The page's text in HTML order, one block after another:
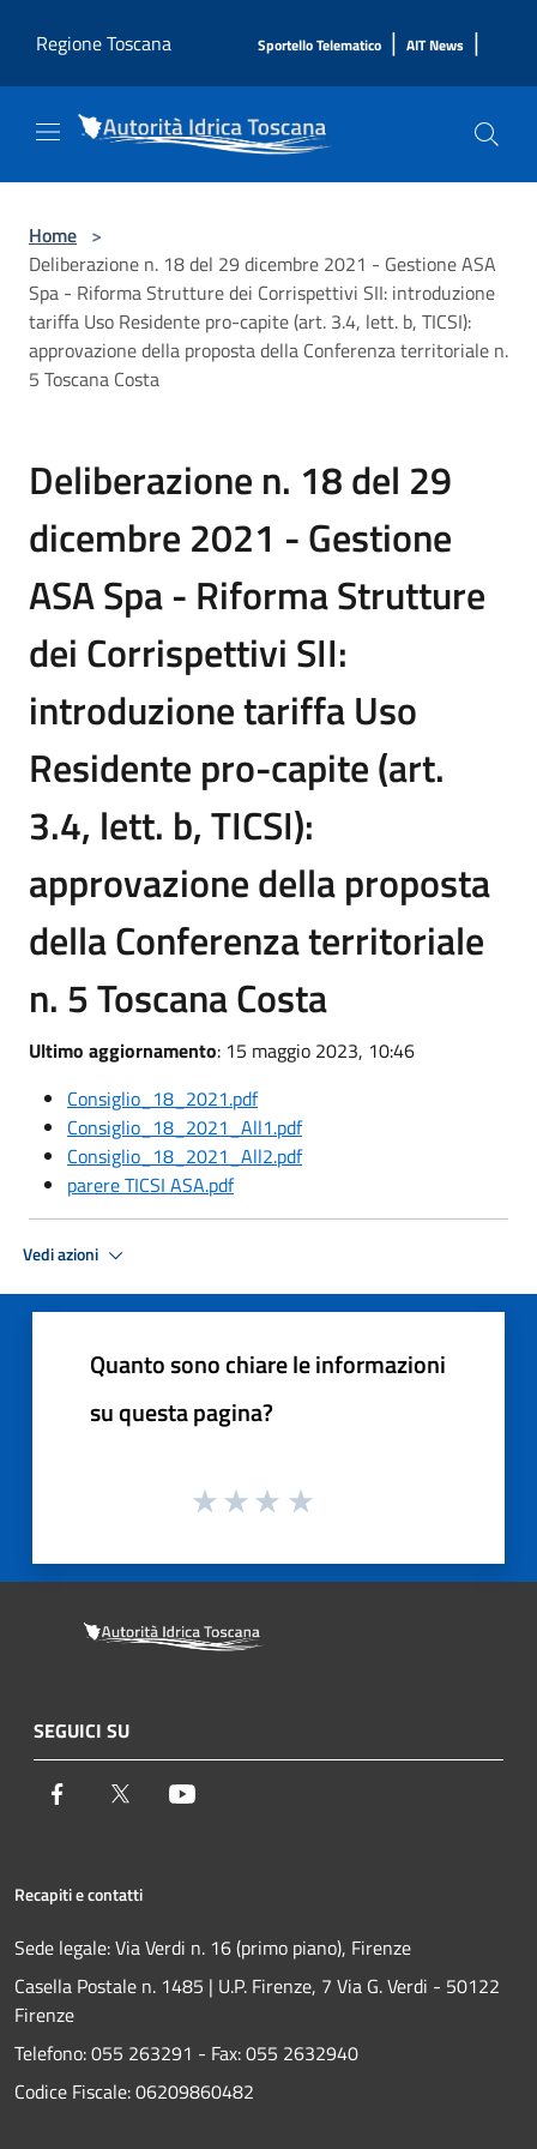
Regione Toscana
Sportello Telematico | AIT News |
Home >
Deliberazione n. 18 del 29 dicembre 2021 - Gestione ASA
Spa - Riforma Strutture dei Corrispettivi SII: introduzione
tariffa Uso Residente pro-capite (art. 3.4, lett. b, TICSI):
approvazione della proposta della Conferenza territoriale n.
5 Toscana Costa
Deliberazione n. 18 del 29
dicembre 2021 - Gestione
ASA Spa - Riforma Strutture
dei Corrispettivi SII:
introduzione tariffa Uso
Residente pro-capite (art.
3.4, lett. b, TICSI):
approvazione della proposta
della Conferenza territoriale
n. 5 Toscana Costa
Ultimo aggiornamento: 15 maggio 2023, 10:46
Consiglio_18_2021.pdf
Consiglio_18_2021_All1.pdf
Consiglio_18_2021_All2.pdf
parere TICSI ASA.pdf
Vedi azioni
Quanto sono chiare le informazioni
su questa pagina?
SEGUICI SU
Facebook Twitter
Recapiti e contatti
Sede legale: Via Verdi n. 16 (primo piano), Firenze
Casella Postale n. 1485 | U.P. Firenze, 7 Via G. Verdi - 50122
Firenze
Telefono:055 263291 - Fax:055 2632940
Codice Fiscale: 06209860482